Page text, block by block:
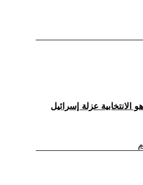
الانتخابية عزلة إسرائيل